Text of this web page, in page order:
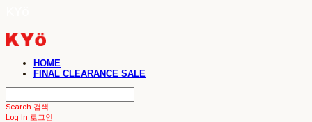
HOME
FINAL CLEARANCE SALE
Search 검색
Log In 로그인